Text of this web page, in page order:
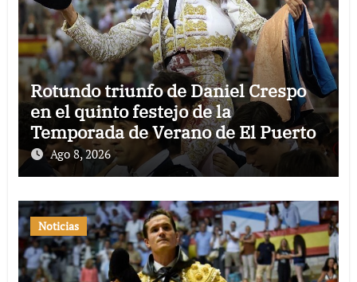
Rotundo triunfo de Daniel Crespo
en el quinto festejo de la
Temporada de Verano de El Puerto
Ago 8, 2026
Noticias